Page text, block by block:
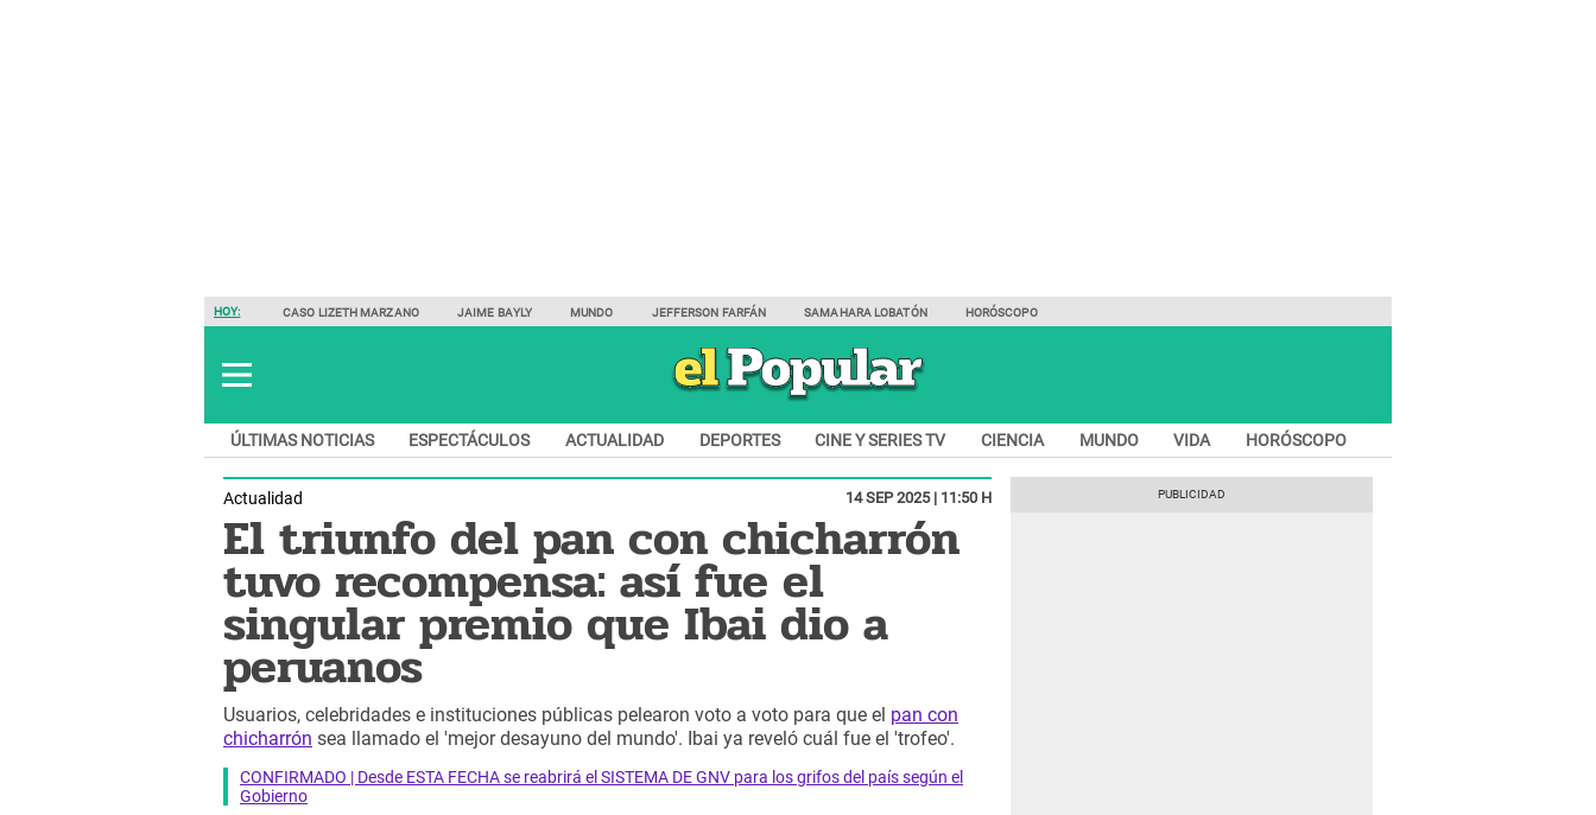
HOY: CASO LIZETH MARZANO JAIME BAYLY MUNDO JEFFERSON FARFÁN SAMAHARA LOBATÓN HORÓSCOPO
ÚLTIMAS NOTICIAS ESPECTÁCULOS ACTUALIDAD DEPORTES CINE Y SERIES TV CIENCIA MUNDO VIDA HORÓSCOPO
Actualidad 14 SEP 2025 | 11:50 H
El triunfo del pan con chicharrón
tuvo recompensa: así fue el
singular premio que Ibai dio a
peruanos
Usuarios, celebridades e instituciones públicas pelearon voto a voto para que el pan con
chicharrón sea llamado el 'mejor desayuno del mundo'. Ibai ya reveló cuál fue el 'trofeo'.
CONFIRMADO | Desde ESTA FECHA se reabrirá el SISTEMA DE GNV para los grifos del país según el
Gobierno